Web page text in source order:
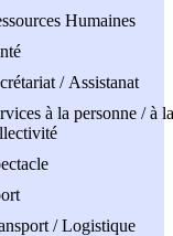
Humaines
/ Assistanat
à la personne / à la
/ Logistique